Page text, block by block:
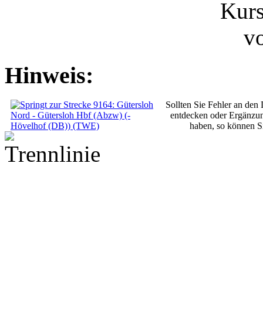
Hinweis:
Sollten Sie Fehler an den
entdecken oder
haben, so können